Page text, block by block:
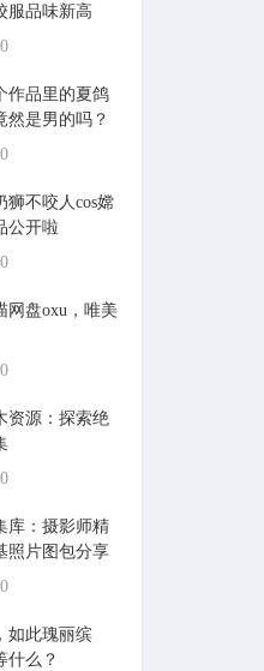
服品味新高
作品里的夏鸽
然是男的吗？
狮不咬人cos嫦
公开啦
网盘oxu，唯美
资源：探索绝
库：摄影师精
照片图包分享
如此瑰丽缤
什么？